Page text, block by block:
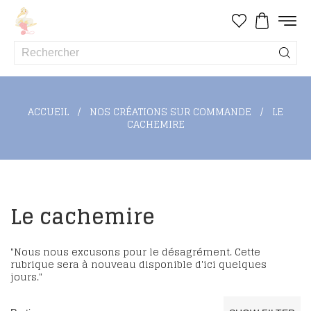
ACCUEIL NOS CRÉATIONS SUR COMMANDE LE
CACHEMIRE
Le cachemire
"Nous nous excusons pour le désagrément. Cette
rubrique sera à nouveau disponible d'ici quelques
jours."